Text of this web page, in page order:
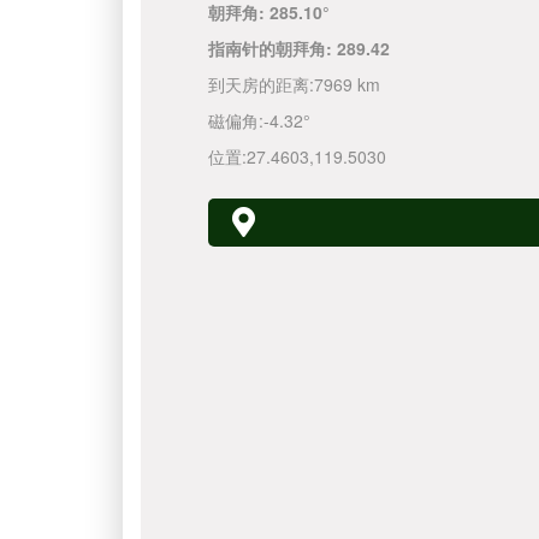
朝拜角: 285.10°
指南针的朝拜角: 289.42
到天房的距离:7969 km
磁偏角:-4.32°
位置:27.4603,119.5030